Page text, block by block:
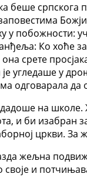
беше
у побожности:
Ко хоће
срете
угледаше у
одговарала
на
и би изабран
цркви.
жељна
и